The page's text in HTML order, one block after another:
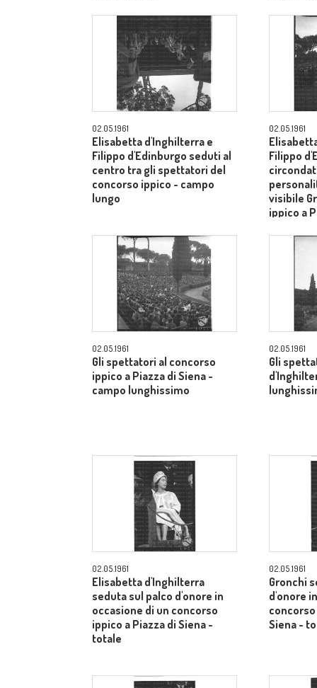
02.05.1961
Elisabetta d'Inghilterra e
Filippo d'Edinburgo seduti al
centro tra gli spettatori del
concorso ippico - campo
lungo
02.05.1961
Filippo
visibile
ippico a
02.05.1961
Gli spettatori al concorso
ippico a Piazza di Siena -
campo lunghissimo
02.05.1961
Gli
02.05.1961
Elisabetta d'Inghilterra
seduta sul palco d'onore in
occasione di un concorso
ippico a Piazza di Siena -
totale
02.05.1961
Gronchi
d'onore
Siena -